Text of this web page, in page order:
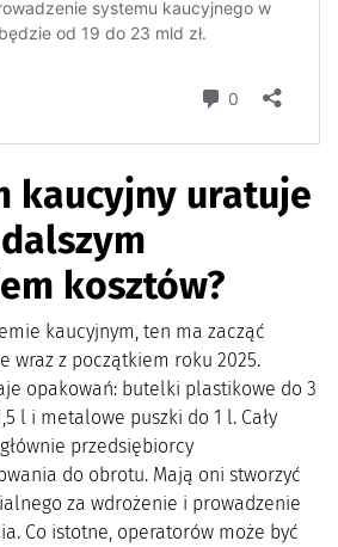
kaucyjny uratuje
kosztów?
kaucyjnym, ten ma zacząć
wraz z początkiem roku 2025.
opakowań: butelki plastikowe do 3
l i metalowe puszki do 1 l. Cały
przedsiębiorcy
do obrotu. Mają oni stworzyć
za wdrożenie i prowadzenie
Co istotne, operatorów może być